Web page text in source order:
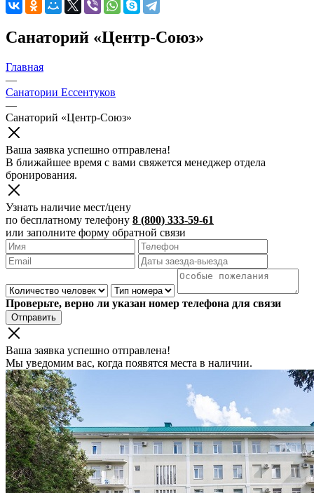
Санаторий «Центр-Союз»
Главная
—
Санатории Ессентуков
—
Санаторий «Центр-Союз»
Ваша заявка успешно отправлена!
В ближайшее время с вами свяжется менеджер отдела
бронирования.
Узнать наличие мест/цену
по бесплатному телефону 8 (800) 333-59-61
или заполните форму обратной связи
Проверьте, верно ли указан номер телефона для связи
Отправить
Ваша заявка успешно отправлена!
Мы уведомим вас, когда появятся места в наличии.